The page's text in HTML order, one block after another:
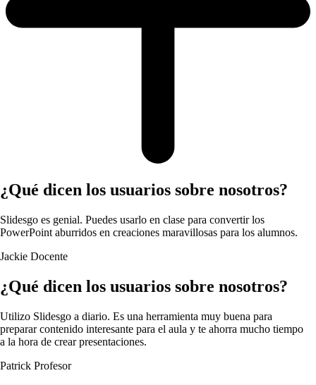
¿Qué dicen los usuarios sobre nosotros?
Slidesgo es genial. Puedes usarlo en clase para convertir los
PowerPoint aburridos en creaciones maravillosas para los alumnos.
Jackie Docente
¿Qué dicen los usuarios sobre nosotros?
Utilizo Slidesgo a diario. Es una herramienta muy buena para
preparar contenido interesante para el aula y te ahorra mucho tiempo
a la hora de crear presentaciones.
Patrick Profesor